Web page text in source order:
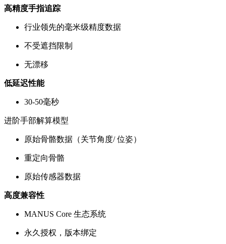
高精度手指追踪
行业领先的毫米级精度数据
不受遮挡限制
无漂移
低延迟性能
30-50毫秒
进阶手部解算模型
原始骨骼数据（关节角度/ 位姿）
重定向骨骼
原始传感器数据
高度兼容性
MANUS Core 生态系统
永久授权，版本绑定